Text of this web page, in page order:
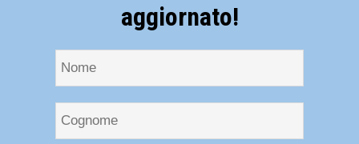
aggiornato!